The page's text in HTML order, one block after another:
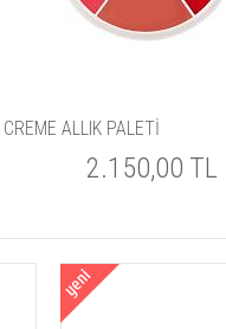
CREME ALLIK PALETİ
2.150,00 TL